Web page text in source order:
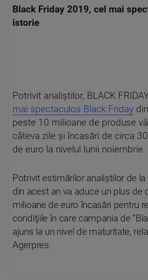
Black Friday 2019, cel mai
istorie
Potrivit analiștilor, BLACK
mai spectaculos Black Friday
peste 10 milioane de produse
câteva zile şi încasări de circa
de euro la nivelul lunii noiembrie.
Potrivit estimărilor analiştilor de
din acest an va aduce un plus de
milioane de euro încasări pentru
condiţiile în care campania de
ajuns la un nivel de maturitate,
Agerpres.